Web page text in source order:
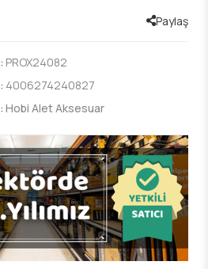
Paylaş
: PROX24082
: 4006274240827
: Hobi Alet Aksesuar